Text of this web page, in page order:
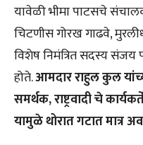
यावेळी भीमा पाटसचे
चिटणीस गोरख गाढवे,
विशेष निमंत्रित सदस्य संजय
होते.आमदार राहुल कुल
समर्थक, राष्ट्रवादी चे
यामुळे थोरात गटात मात्र